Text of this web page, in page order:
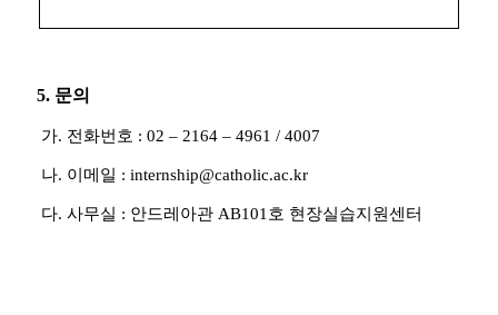
5. 문의
가. 전화번호 : 02 – 2164 – 4961 / 4007
나. 이메일 : internship@catholic.ac.kr
다. 사무실 : 안드레아관 AB101호 현장실습지원센터